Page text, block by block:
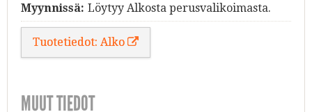
Myynnissä: Löytyy Alkosta perusvalikoimasta.
Tuotetiedot: Alko
MUUT TIEDOT